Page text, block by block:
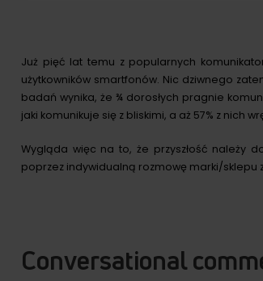
Już pięć lat temu z popularnych
użytkowników smartfonów. Nic dziwnego
badań wynika, że ¾ dorosłych pragnie
jaki komunikuje się z bliskimi, a aż 57% z nich
Wygląda więc na to, że przyszłość należy
poprzez indywidualną rozmowę marki/sklepu
Conversational